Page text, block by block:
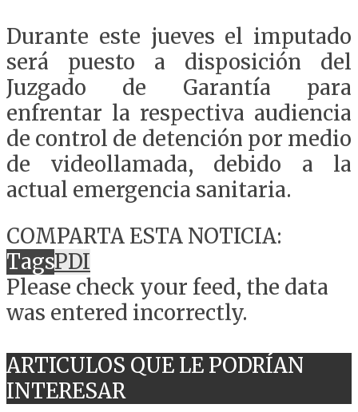
Durante este jueves el imputado
será puesto a disposición del
Juzgado de Garantía para
enfrentar la respectiva audiencia
de control de detención por medio
de videollamada, debido a la
actual emergencia sanitaria.
COMPARTA ESTA NOTICIA:
TagsPDI
Please check your feed, the data
was entered incorrectly.
ARTICULOS QUE LE PODRÍAN
INTERESAR